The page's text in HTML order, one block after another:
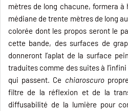
mètres de long chacune, formera à
médiane de trente mètres de long
colorée dont les propos seront le
cette bande, des surfaces de
donneront l’aplat de la surface
traduites comme des suites à
qui passent. Ce chiaroscuro
filtre de la réflexion et de la
diffusabilité de la lumière pour